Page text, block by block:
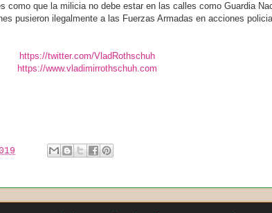
como que la milicia no debe estar en las calles como Guardia
pusieron ilegalmente a las Fuerzas Armadas en acciones
https://twitter.com/VladRothschuh
https://www.vladimirrothschuh.com